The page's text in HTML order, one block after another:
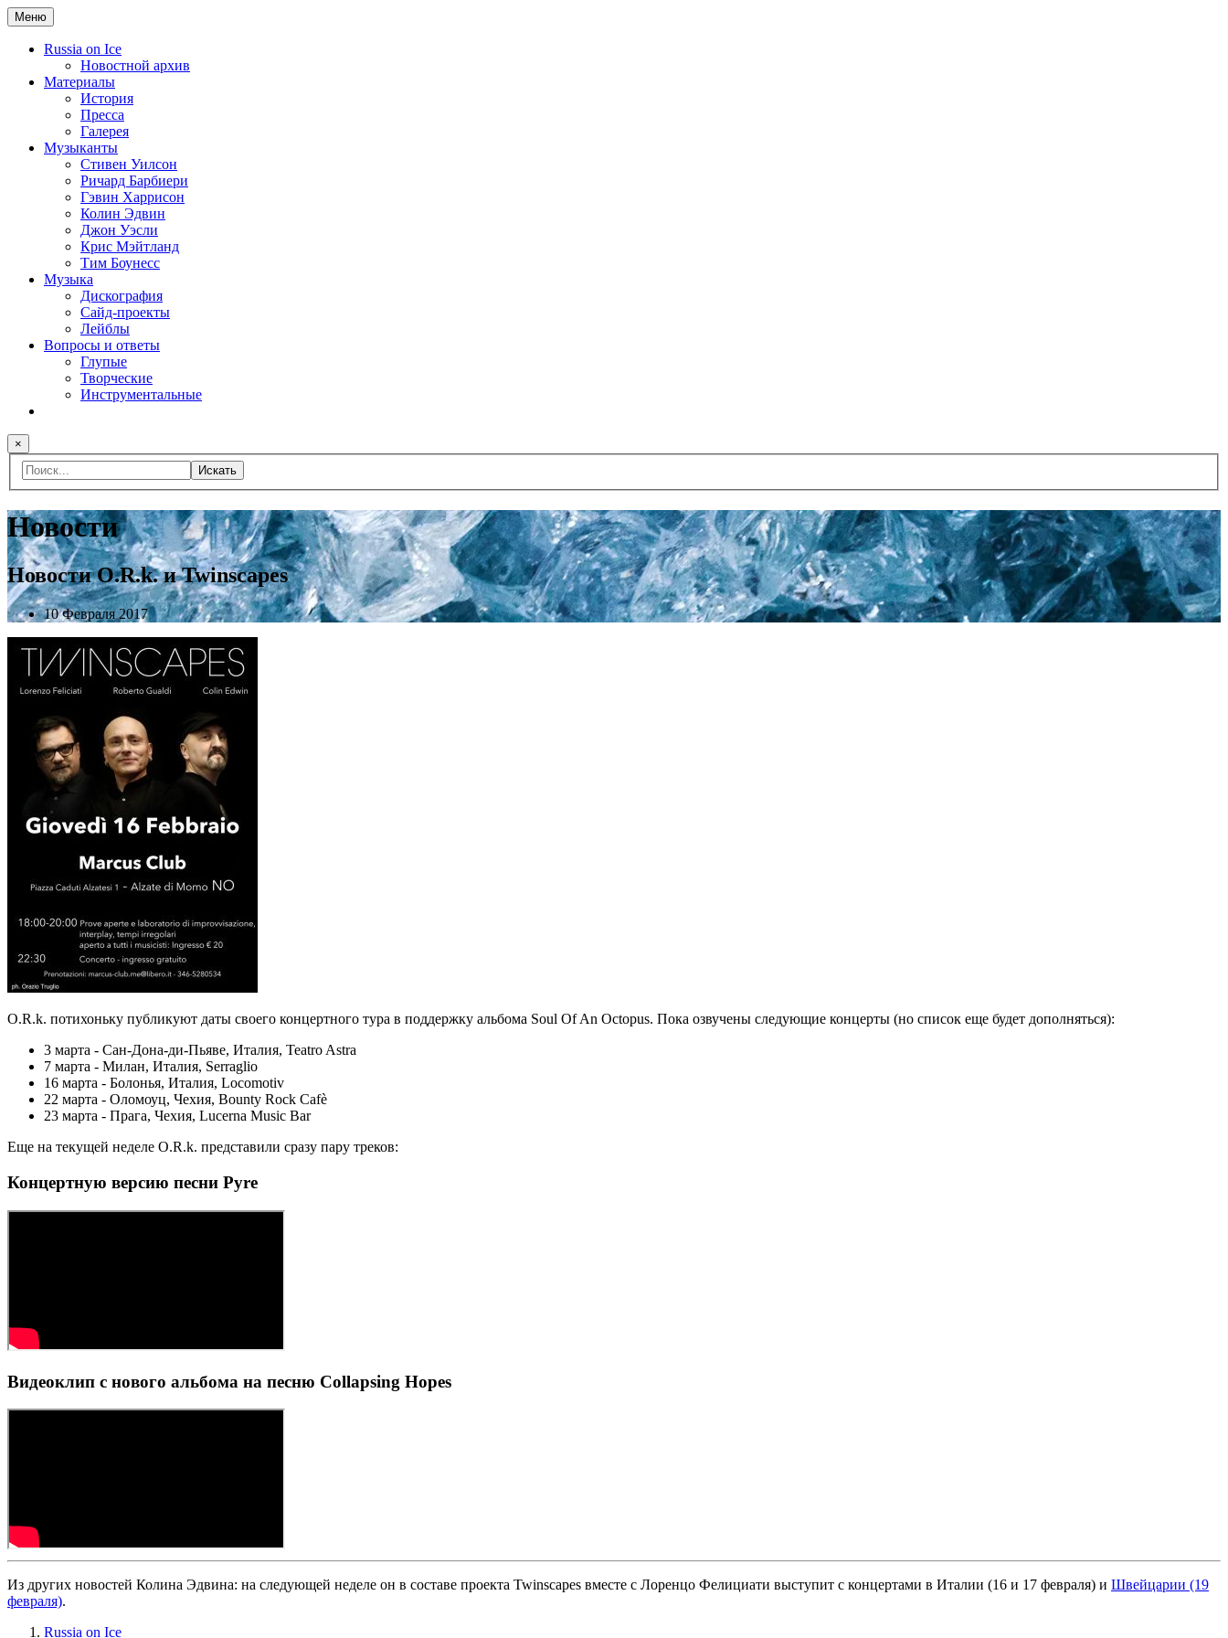
Меню
Russia on Ice
Новостной архив
Материалы
История
Пресса
Галерея
Музыканты
Стивен Уилсон
Ричард Барбиери
Гэвин Харрисон
Колин Эдвин
Джон Уэсли
Крис Мэйтланд
Тим Боунесс
Музыка
Дискография
Сайд-проекты
Лейблы
Вопросы и ответы
Глупые
Творческие
Инструментальные
×
Искать
Новости
Новости O.R.k. и Twinscapes
10 Февраля 2017
O.R.k. потихоньку публикуют даты своего концертного тура в поддержку альбома Soul Of An Octopus. Пока озвучены следующие концерты (но список еще будет дополняться):
3 марта - Сан-Дона-ди-Пьяве, Италия, Teatro Astra
7 марта - Милан, Италия, Serraglio
16 марта - Болонья, Италия, Locomotiv
22 марта - Оломоуц, Чехия, Bounty Rock Cafè
23 марта - Прага, Чехия, Lucerna Music Bar
Еще на текущей неделе O.R.k. представили сразу пару треков:
Концертную верcию песни Pyre
Видеоклип с нового альбома на песню Collapsing Hopes
Из других новостей Колина Эдвина: на следующей неделе он в составе проекта Twinscapes вместе с Лоренцо Фелициати выступит с концертами в Италии (16 и 17 февраля) и Швейцарии (19
февраля).
Russia on Ice